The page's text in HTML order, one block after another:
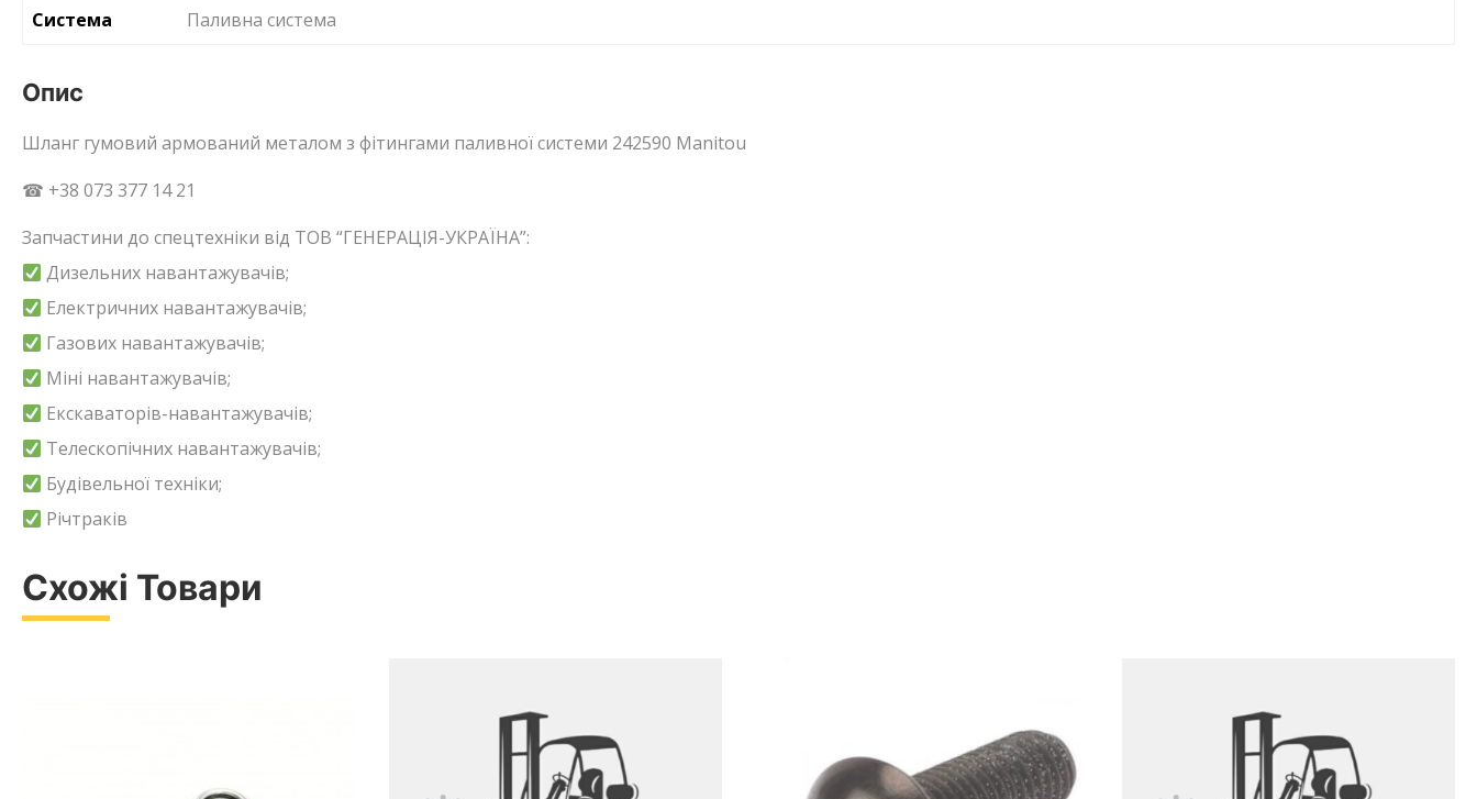
Система Паливна система
Опис
Шланг гумовий армований металом з фітингами паливної системи 242590 Manitou
☎ +38 073 377 14 21
Запчастини до спецтехніки від ТОВ “ГЕНЕРАЦІЯ-УКРАЇНА”:
Дизельних навантажувачів;
Електричних навантажувачів;
Газових навантажувачів;
Міні навантажувачів;
Екскаваторів-навантажувачів;
Телескопічних навантажувачів;
Будівельної техніки;
Річтраків
Схожі Товари